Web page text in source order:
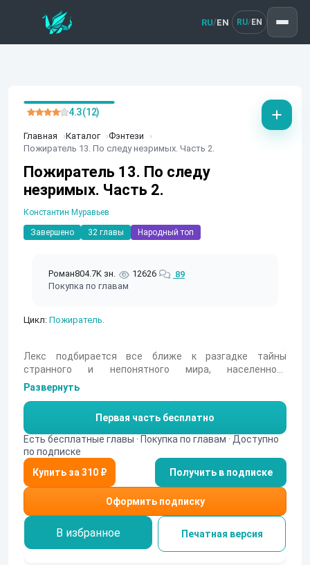
RU/EN RU/ EN
Главная Каталог
Фэнтези
Пожиратель 13. По следу незримых. Часть 2.
Пожиратель 13. По следу
незримых. Часть 2.
Константин Муравьев
Завершено 32 главы Народный топ
Роман804.7K зн. 12626
89
Покупка по главам
Цикл: Пожиратель.
4.3 (12)
Лекс подбирается все ближе к разгадке тайны
странного и непонятного мира, населенного
Пожирателями сущности. Мира, где он лишь один их
многих. Мира, где вокруг него начал стягиваться
слишком сложный клубок событий и интриг, чтобы это
оказалось лишь простой случайностью. И ответы на
этот вопрос наш герой надеется найти в загадочном
Храме. Месте, где раакшасцы проводят на
доставшихся им от неизвестных предтеч технологиях
непонятные эксперименты по скрещиванию
способностей Творцов, Пожирателей и Стирателей. И с
первыми из таких людей, кто сумел выжить и сбежать
из застенков лабораторий змееголовых, Лекс уже
повстречался на своем пути.
Развернуть
Первая часть бесплатно
Есть бесплатные главы · Покупка по главам · Доступно
по подписке
Получить в подписке
Оформить подписку
В избранное Печатная версия